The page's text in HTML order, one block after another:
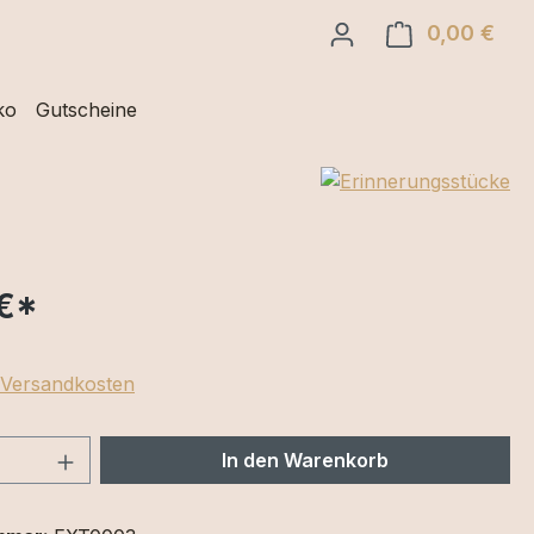
0,00 €
Gutscheine
*
Anzahl: Gib den gewünschten Wert
In den Warenkorb